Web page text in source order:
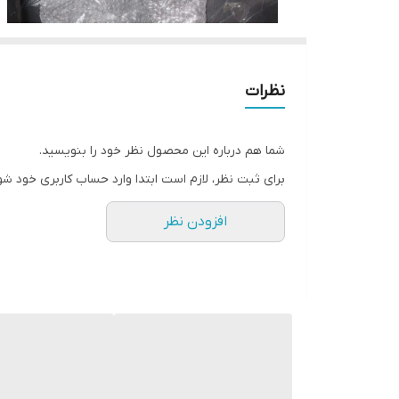
نظرات
شما هم درباره این محصول نظر خود را بنویسید.
برای ثبت نظر، لازم است ابتدا وارد حساب کاربری خود
افزودن نظر